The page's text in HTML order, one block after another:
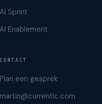
AI Sprint
AI Enablement
CONTACT
Plan een gesprek
martin@currentic.com